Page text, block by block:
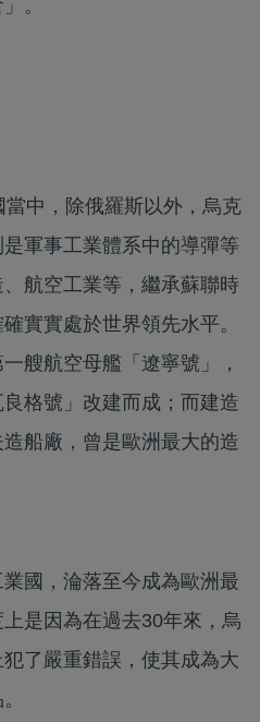
。
中，除俄羅斯以外，烏克
軍事工業體系中的導彈等
航空工業等，繼承蘇聯時
實實處於世界領先水平。
艘航空母艦「遼寧號」，
格號」改建而成；而建造
船廠，曾是歐洲最大的造
國，淪落至今成為歐洲最
是因為在過去30年來，烏
了嚴重錯誤，使其成為大